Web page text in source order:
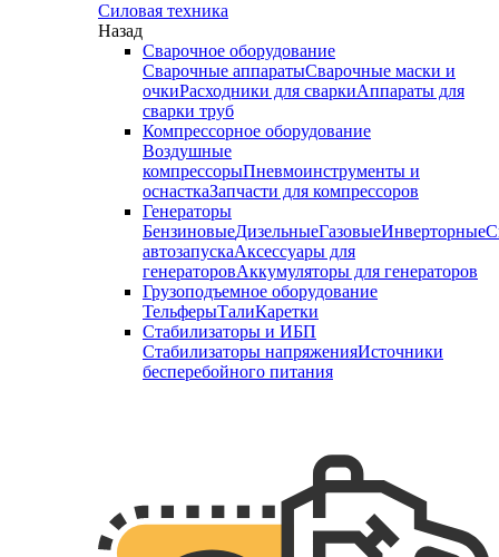
Силовая техника
Назад
Сварочное оборудование
Сварочные аппаратыСварочные маски и
очкиРасходники для сваркиАппараты для
сварки труб
Компрессорное оборудование
Воздушные
компрессорыПневмоинструменты и
оснасткаЗапчасти для компрессоров
Генераторы
БензиновыеДизельныеГазовыеИнверторные
автозапускаАксессуары для
генераторовАккумуляторы для генераторов
Грузоподъемное оборудование
ТельферыТалиКаретки
Стабилизаторы и ИБП
Стабилизаторы напряженияИсточники
бесперебойного питания